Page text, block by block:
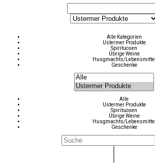
Alle Kategorien
Ustermer Produkte
Spirituosen
Übrige Weine
Husgmachts/Lebensmittel
Geschenke
Alle
Ustermer Produkte
Spirituosen
Übrige Weine
Husgmachts/Lebensmittel
Geschenke